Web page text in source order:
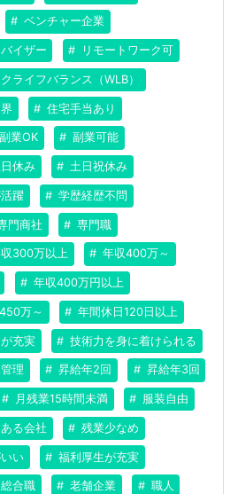
ベンチャー企業
イザー リモートワーク可
ライフバランス（WLB）
住宅手当あり
副業OK 副業可能
休み 土日祝休み
躍 学歴経歴不問
門商社 専門職
300万以上 年収400万～
年収400万円以上
万～ 年間休日120日以上
充実 技術力を身に着けられる
理 昇給年2回 昇給年3回
月残業15時間未満 服装自由
る会社 残業少なめ
い 福利厚生が充実
総合職 老舗企業 職人